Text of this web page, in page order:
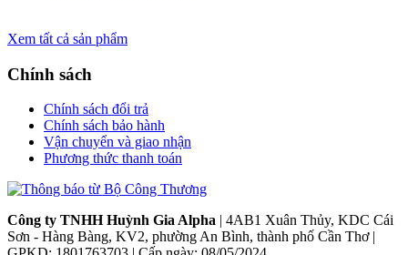
Xem tất cả sản phẩm
Chính sách
Chính sách đổi trả
Chính sách bảo hành
Vận chuyển và giao nhận
Phương thức thanh toán
Công ty TNHH Huỳnh Gia Alpha | 4AB1 Xuân Thủy, KDC Cái
Sơn - Hàng Bàng, KV2, phường An Bình, thành phố Cần Thơ |